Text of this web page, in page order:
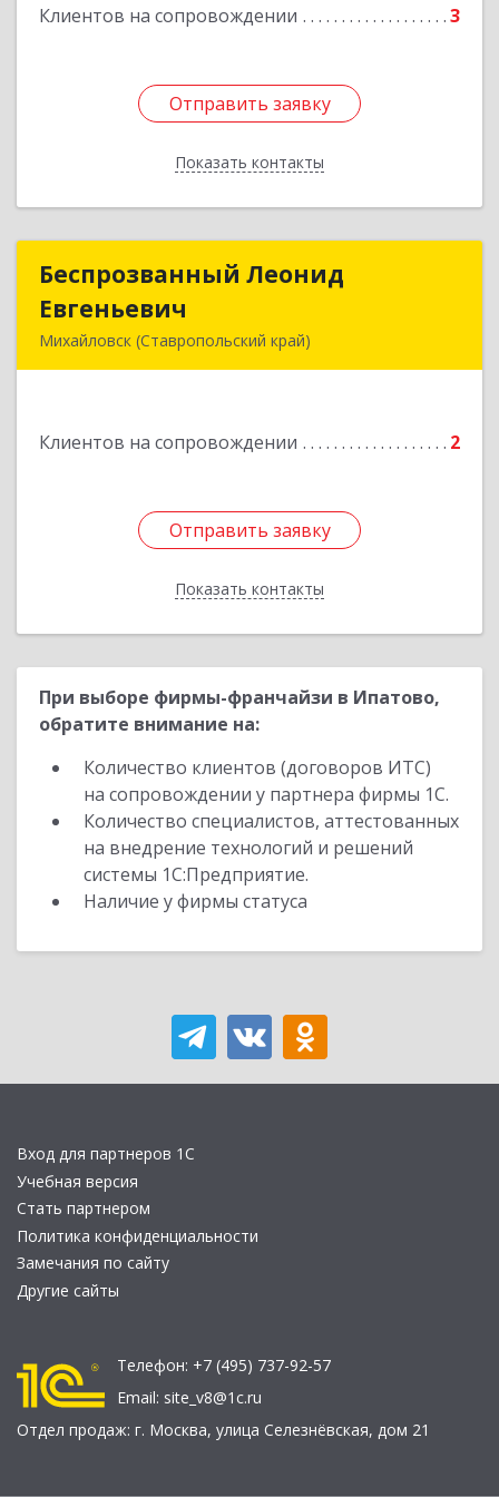
Клиентов на сопровождении 3
Отправить заявку
Показать контакты
Подробнее
Отправить заявку
Назад
Беспрозванный Леонид
Евгеньевич
Михайловск (Ставропольский край)
Клиентов на сопровождении 2
Отправить заявку
Показать контакты
Беспрозванный Леонид
Отправить заявку
Назад
При выборе фирмы-франчайзи в Ипатово,
обратите внимание на:
Количество клиентов (договоров ИТС)
на сопровождении у партнера фирмы 1С.
Количество специалистов, аттестованных
на внедрение технологий и решений
системы 1С:Предприятие.
Наличие у фирмы статуса
Вход для партнеров 1С
Учебная версия
Стать партнером
Политика конфиденциальности
Замечания по сайту
Другие сайты
Телефон: +7 (495) 737-92-57
Email: site_v8@1c.ru
Отдел продаж: г. Москва, улица Селезнёвская, дом 21